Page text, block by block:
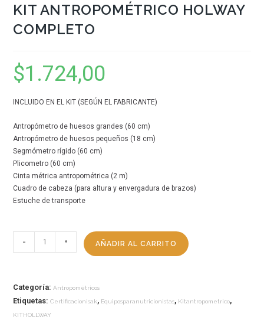
KIT ANTROPOMÉTRICO HOLWAY
COMPLETO
$1.724,00
INCLUIDO EN EL KIT (SEGÚN EL FABRICANTE)
Antropómetro de huesos grandes (60 cm)
Antropómetro de huesos pequeños (18 cm)
Segmómetro rígido (60 cm)
Plicometro (60 cm)
Cinta métrica antropométrica (2 m)
Cuadro de cabeza (para altura y envergadura de brazos)
Estuche de transporte
- + AÑADIR AL CARRITO
Categoría:Antropométricos
Etiquetas:Certificacionisak, Equiposparanutricionistas, Kitantropometrico,
KITHOLLWAY